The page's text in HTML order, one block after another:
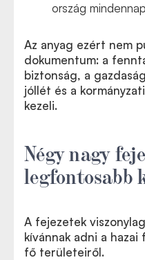
ország
Az anyag ezért nem
dokumentum: a
biztonság, a
jóllét és a
kezeli.
Négy nagy
legfontosabb
A fejezetek
kívánnak adni a
fő területeiről.